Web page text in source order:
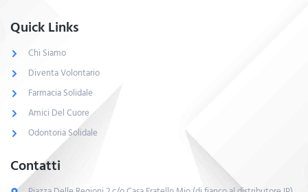
Quick Links
Chi Siamo
Diventa Volontario
Farmacia Solidale
Amici Del Cuore
Odontoria Solidale
Contatti